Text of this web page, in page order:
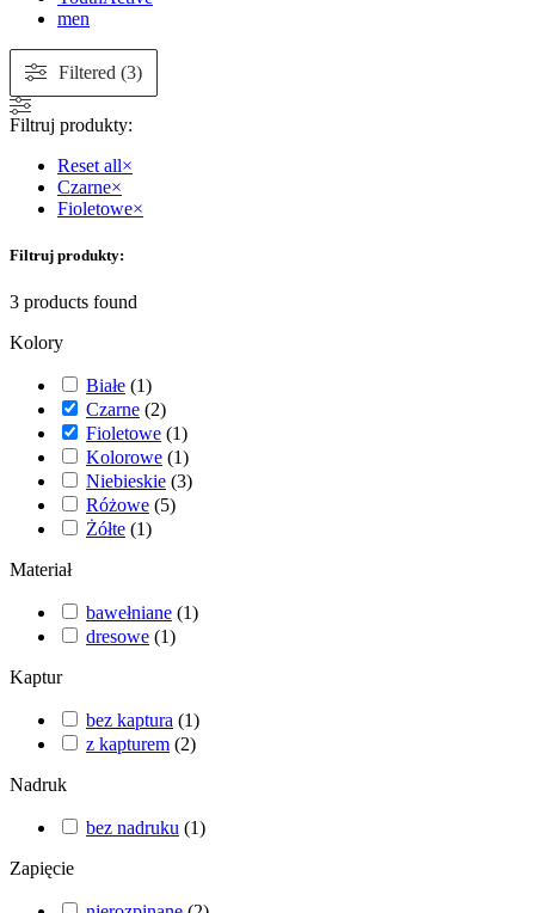
men
Filtered (3)
Filtruj produkty:
Reset all×
Czarne×
Fioletowe×
Filtruj produkty:
3 products found
Kolory
Białe (1)
Czarne (2)
Fioletowe (1)
Kolorowe (1)
Niebieskie (3)
Różowe (5)
Żółte (1)
Materiał
bawełniane (1)
dresowe (1)
Kaptur
bez kaptura (1)
z kapturem (2)
Nadruk
bez nadruku (1)
Zapięcie